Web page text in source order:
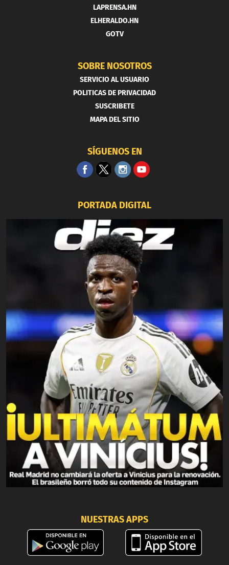
LAPRENSA.HN
ELHERALDO.HN
GOTV
SOBRE NOSOTROS
SERVICIO AL USUARIO
POLITICAS DE PRIVACIDAD
SUSCRIBETE
MAPA DEL SITIO
SÍGUENOS EN
PORTADA DIGITAL
NUESTRAS APPS